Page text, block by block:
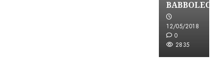
BABBOLEO
12/05/2018
0
2835